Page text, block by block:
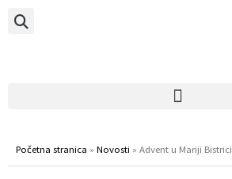
Početna stranica » Novosti » Advent u Mariji Bistrici